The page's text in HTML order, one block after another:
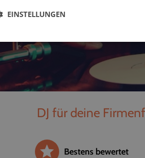
DJ für deine
Bestens bewertet
EINSTELLUNGEN